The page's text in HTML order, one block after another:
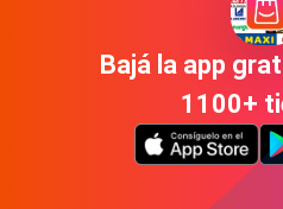
Bajá la app
1100+